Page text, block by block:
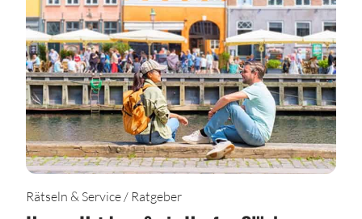
Rätseln & Service / Ratgeber